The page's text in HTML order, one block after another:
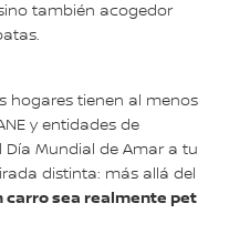
también acogedor
hogares tienen al menos
y entidades de
Mundial de Amar a tu
distinta: más allá del
carro sea realmente pet